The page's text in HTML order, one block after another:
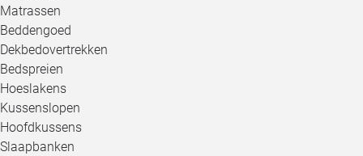
Matrassen
Beddengoed
Dekbedovertrekken
Bedspreien
Hoeslakens
Kussenslopen
Hoofdkussens
Slaapbanken